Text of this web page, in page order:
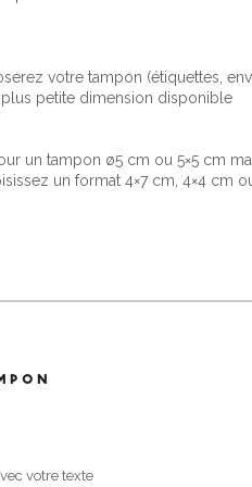
votre tampon (étiquettes,
petite dimension disponible
un tampon ø5 cm ou 5×5 cm
un format 4×7 cm, 4×4 cm
votre texte